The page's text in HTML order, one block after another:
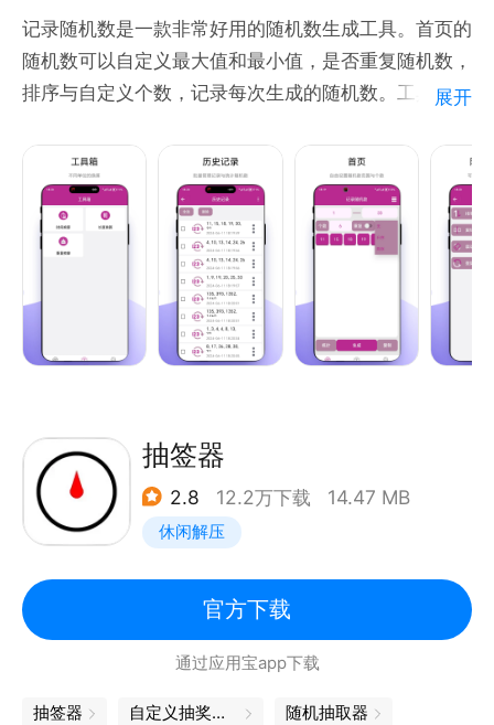
记录随机数是一款非常好用的随机数生成工具。首页的
随机数可以自定义最大值和最小值，是否重复随机数，
排序与自定义个数，记录每次生成的随机数。工具箱中
记录有按照时间排序与批量操作的选项，让用户可以查
看历史随机数与批量管理数据。
展开
抽签器
2.8 12.2万下载 14.47 MB
休闲解压
官方下载
通过应用宝app下载
抽签器 自定义抽奖软件 随机抽取器